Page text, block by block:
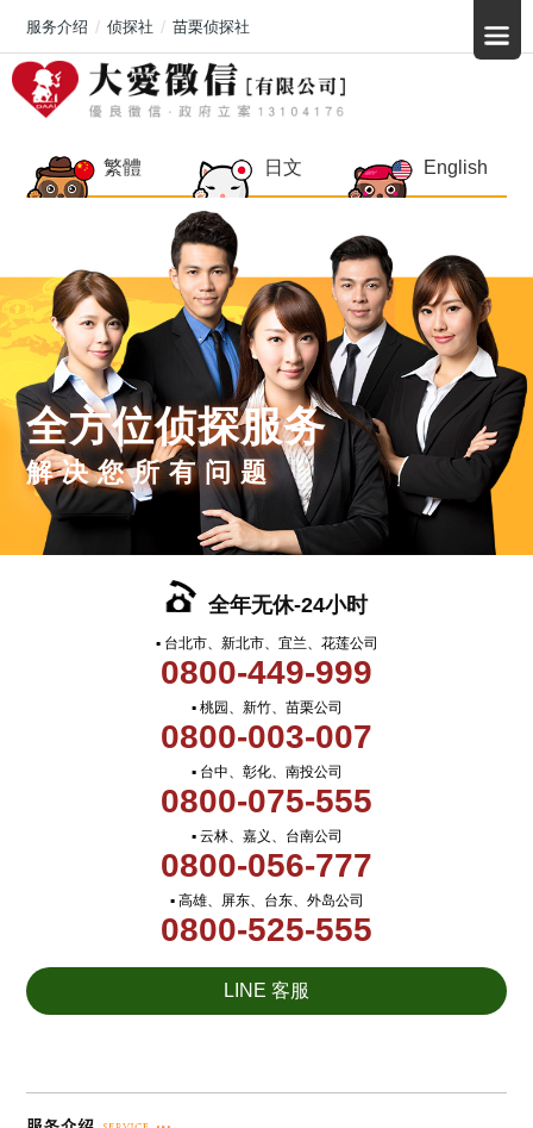
繁體 日文 English
全方位侦探服务
解决您所有问题
全年无休-24小时
▪ 台北市、新北市、宜兰、花莲公司
0800-449-999
▪ 桃园、新竹、苗栗公司
0800-003-007
▪ 台中、彰化、南投公司
0800-075-555
▪ 云林、嘉义、台南公司
0800-056-777
▪ 高雄、屏东、台东、外岛公司
0800-525-555
LINE 客服
服务介绍 侦探社 苗栗侦探社